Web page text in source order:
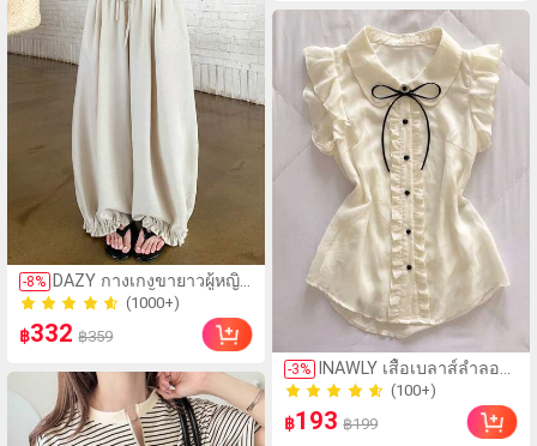
-8% DAZY กางเกงขายาวผู้หญิง
ทรงโคมไฟสีพื้นทรงหลวม
ขาครอป สไตล์ลำลอง
สำหรับเที่ยวพักผ่อนฤดูร้อน
และบิสซิเนสแคชชวล
(1000+)
฿332 ฿359
-3%
INAWLY เสื้อเบลาส์ลำลอง
สำหรับผู้หญิง ประดับโบว์
ระบาย สำหรับฤดูร้อน
(100+)
100+ ขายแล้ว
(100+)
100+ ขายแล้ว
฿193 ฿199